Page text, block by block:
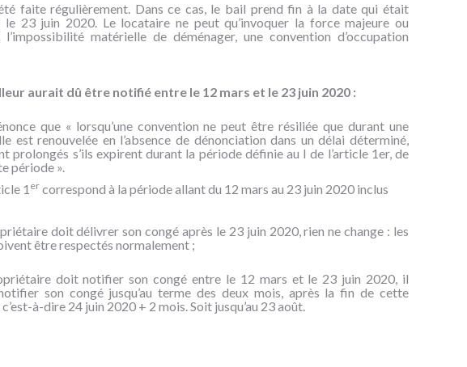
faite régulièrement. Dans ce cas, le bail prend fin à la date qui était
23 juin 2020. Le locataire ne peut qu’invoquer la force majeure ou
matérielle de déménager, une convention d’occupation
aurait dû être notifié entre le 12 mars et le 23 juin 2020 :
que « lorsqu’une convention ne peut être résiliée que durant une
est renouvelée en l’absence de dénonciation dans un délai déterminé,
prolongés s’ils expirent durant la période définie au I de l’article 1er, de
période ».
1 er correspond à la période allant du 12 mars au 23 juin 2020 inclus
doit délivrer son congé après le 23 juin 2020, rien ne change : les
être respectés normalement ;
doit notifier son congé entre le 12 mars et le 23 juin 2020, il
son congé jusqu’au terme des deux mois, après la fin de cette
à-dire 24 juin 2020 + 2 mois. Soit jusqu’au 23 août.